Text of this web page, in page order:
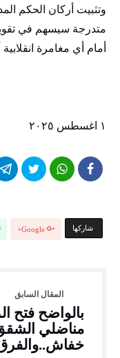
وتثبيت أركان الحكم
متدرجة سيسهم في تقوية
أمام أي مغامرة
١ اغسطس ٢٠٢٥
‫‫ شاركها‬ Google+
بالواضح فتح
مناضلي
خفاش..والفرق